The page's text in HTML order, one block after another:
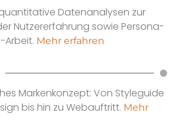
Datenanalysen zur
Nutzererfahrung sowie Persona-
Arbeit. Mehr erfahren
Markenkonzept: Von Styleguide
bis hin zu Webauftritt. Mehr